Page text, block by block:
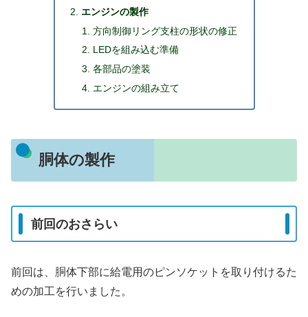
エンジンの製作
方向制御リング支柱の形状の修正
LEDを組み込む準備
各部品の塗装
エンジンの組み立て
胴体の製作
前回のおさらい
前回は、胴体下部に給電用のピンソケットを取り付けるた
めの加工を行いました。